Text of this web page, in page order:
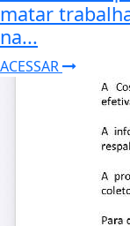
matar
na...
ACESSAR